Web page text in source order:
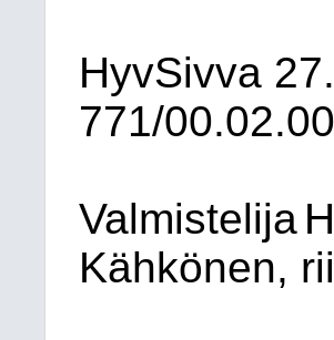
HyvSivva
771/
Valmistelija
Kähkönen,